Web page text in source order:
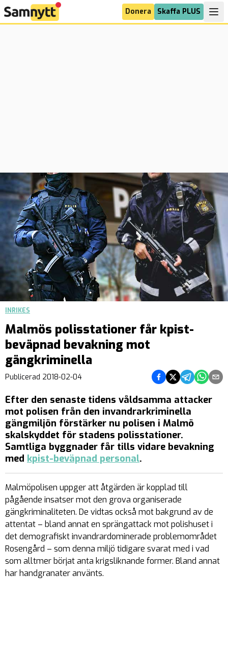
Donera Skaffa PLUS
INRIKES
Malmös polisstationer får kpist-
beväpnad bevakning mot
gängkriminella
Publicerad 2018-02-04 Dela på Facebook
Dela på Twitter
Dela påDela på
Dela
Efter den senaste tidens våldsamma attacker
mot polisen från den invandrarkriminella
gängmiljön förstärker nu polisen i Malmö
skalskyddet för stadens polisstationer.
Samtliga byggnader får tills vidare bevakning
med kpist-beväpnad personal.
Malmöpolisen uppger att åtgärden är kopplad till
pågående insatser mot den grova organiserade
gängkriminaliteten. De vidtas också mot bakgrund av de
attentat – bland annat en sprängattack mot polishuset i
det demografiskt invandrardominerade problemområdet
Rosengård – som denna miljö tidigare svarat med i vad
som alltmer börjat anta krigsliknande former. Bland annat
har handgranater använts.